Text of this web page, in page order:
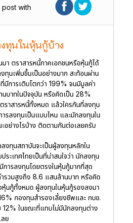
post with
งทุนในหุ้นกู้บ้าง
มา ตราสารหนี้ภาคเอกชนหรือหุ้นกู้ได้
ทุนเพิ่มขึ้นเป็นอย่างมาก สะท้อนผ่าน
มีการเติบโตกว่า 199% จนมีมูลค่า
นบาทในปัจจุบัน หรือคิดเป็น 28%
ราสารหนี้ทั้งหมด แล้วใครกันที่ลงทุน
รลงทุนเป็นแบบไหน และมักลงทุนใน
อย่างไรบ้าง ติดตามกันต่อเลยครับ
ลงทุนสถาบันจะเป็นผู้ลงทุนหลักใน
ระเทศไทยเป็นที่น่าสนใจว่า นักลงทุน
ารลงทุนโดยตรงในหุ้นกู้มากที่สุด
รวมสูงถึง 8.6 แสนล้านบาท หรือคิด
หุ้นกู้ทั้งหมด ผู้ลงทุนในหุ้นกู้รองลงมา
กองทุนสำรองเลี้ยงชีพและ กบข.
ในขณะที่แทบไม่มีนักลงทุนต่าง
ย